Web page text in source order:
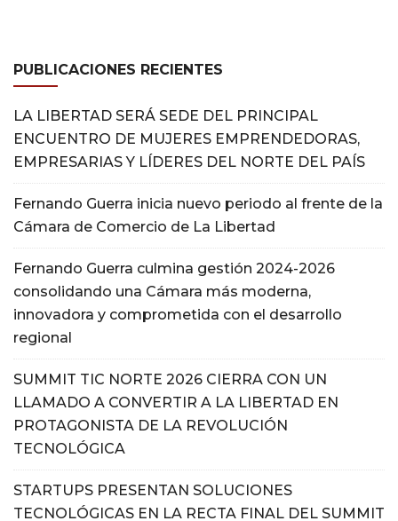
PUBLICACIONES RECIENTES
LA LIBERTAD SERÁ SEDE DEL PRINCIPAL
ENCUENTRO DE MUJERES EMPRENDEDORAS,
EMPRESARIAS Y LÍDERES DEL NORTE DEL PAÍS
Fernando Guerra inicia nuevo periodo al frente de la
Cámara de Comercio de La Libertad
Fernando Guerra culmina gestión 2024-2026
consolidando una Cámara más moderna,
innovadora y comprometida con el desarrollo
regional
SUMMIT TIC NORTE 2026 CIERRA CON UN
LLAMADO A CONVERTIR A LA LIBERTAD EN
PROTAGONISTA DE LA REVOLUCIÓN
TECNOLÓGICA
STARTUPS PRESENTAN SOLUCIONES
TECNOLÓGICAS EN LA RECTA FINAL DEL SUMMIT